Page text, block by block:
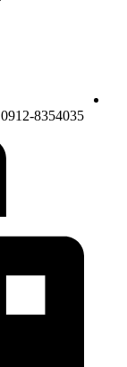
0912-8354035